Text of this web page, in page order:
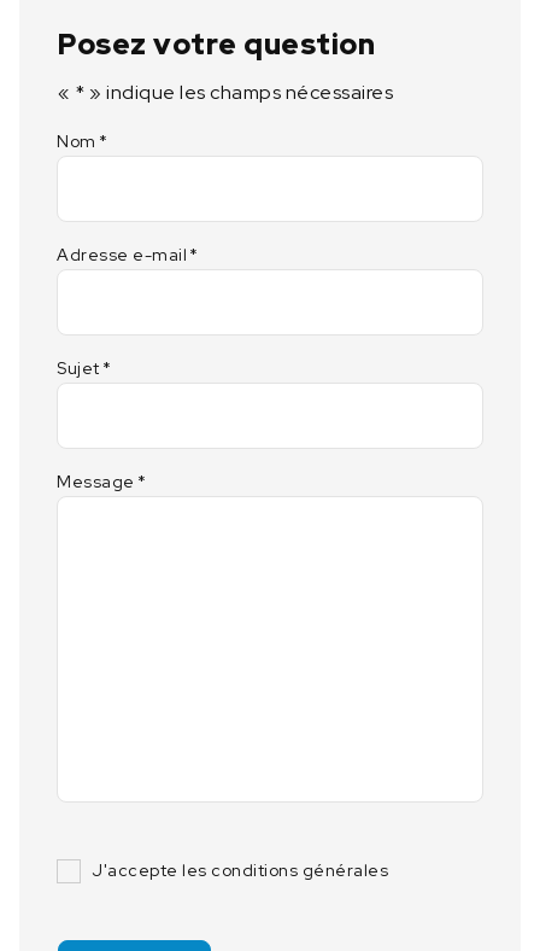
Posez votre question
« * » indique les champs nécessaires
Nom *
Adresse e-mail *
Sujet *
Message *
J'accepte les conditions générales